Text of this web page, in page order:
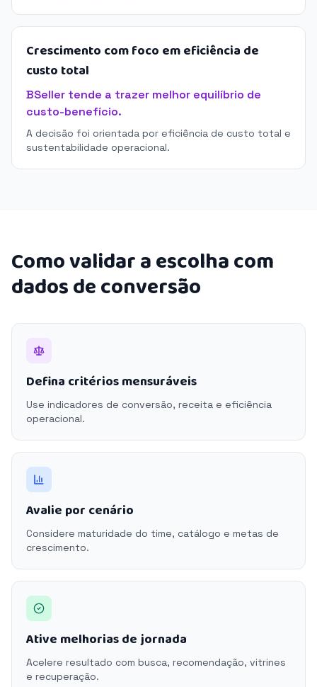
Crescimento com foco em eficiência de
custo total
BSeller tende a trazer melhor equilíbrio de
custo-benefício.
A decisão foi orientada por eficiência de custo total e
sustentabilidade operacional.
Como validar a escolha com
dados de conversão
Defina critérios mensuráveis
Use indicadores de conversão, receita e eficiência
operacional.
Avalie por cenário
Considere maturidade do time, catálogo e metas de
crescimento.
Ative melhorias de jornada
Acelere resultado com busca, recomendação, vitrines
e recuperação.